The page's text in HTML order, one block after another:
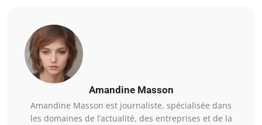
Amandine Masson
Amandine Masson est journaliste, spécialisée dans
les domaines de l’actualité, des entreprises et de la